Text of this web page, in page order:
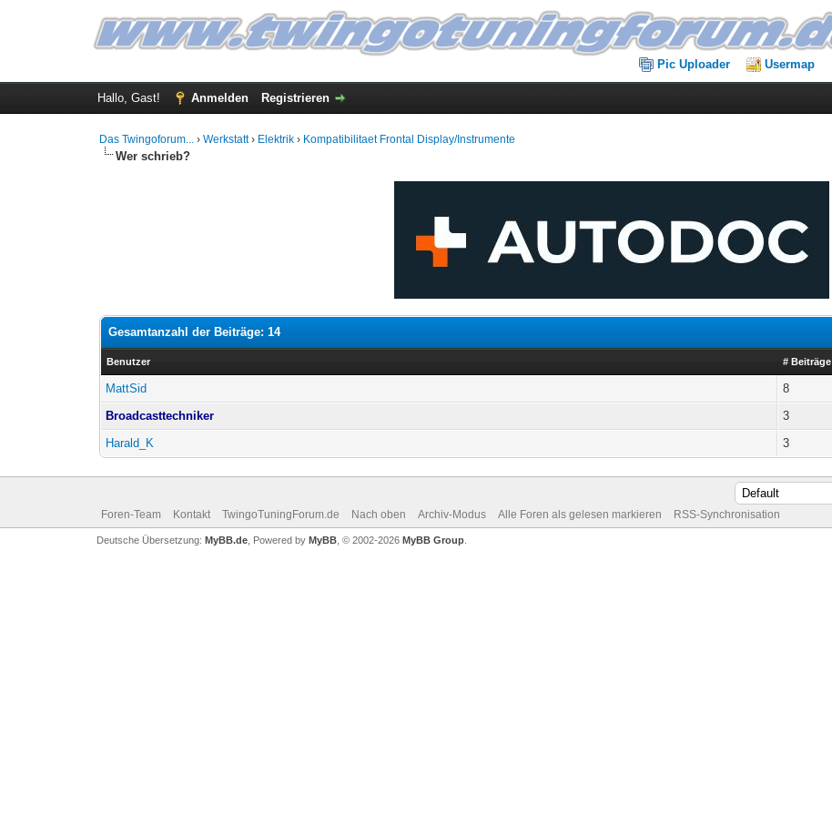
Pic Uploader Usermap
Hallo, Gast! Anmelden Registrieren
Das Twingoforum... ›Werkstatt› Elektrik › Kompatibilitaet Frontal Display/Instrumente
Wer schrieb?
Gesamtanzahl der Beiträge: 14
Benutzer # Beiträge
MattSid
8
Broadcasttechniker
3
Harald_K
3
Foren-Team Kontakt TwingoTuningForum.de Nach oben Archiv-Modus Alle Foren als gelesen markieren RSS-Synchronisation
Deutsche Übersetzung: MyBB.de, Powered by MyBB, © 2002-2026 MyBB Group.